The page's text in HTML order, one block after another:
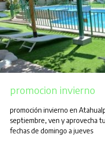
promocion invierno
promoción invierno en
septiembre, ven y aprovecha
fechas de domingo a jueves